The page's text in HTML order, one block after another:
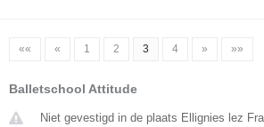
«« « 1 2 3 4 » »»
Balletschool Attitude
Niet gevestigd in de plaats Ellignies lez